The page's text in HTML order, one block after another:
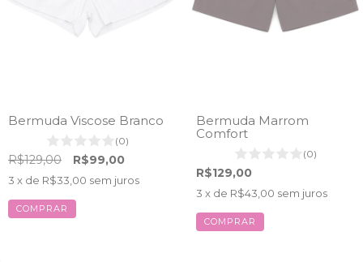
Bermuda Viscose Branco
(0)
R$129,00 R$99,00
3 x de R$33,00 sem juros
COMPRAR
Bermuda Marrom
Comfort
(0)
R$129,00
3 x de R$43,00 sem juros
COMPRAR